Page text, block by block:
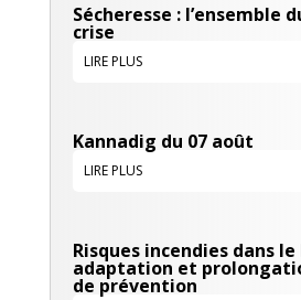
Sécheresse : l’ensemble
crise
LIRE PLUS
Kannadig du 07 août
LIRE PLUS
Risques incendies dans
adaptation et
de prévention